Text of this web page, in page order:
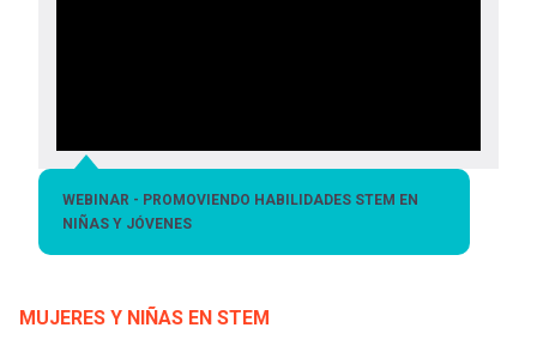
WEBINAR - PROMOVIENDO HABILIDADES STEM EN
NIÑAS Y JÓVENES
MUJERES Y NIÑAS EN STEM